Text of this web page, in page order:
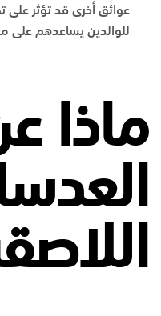
عوائق أخرى قد تؤثر على
للوالدين يساعدهم على
ماذا